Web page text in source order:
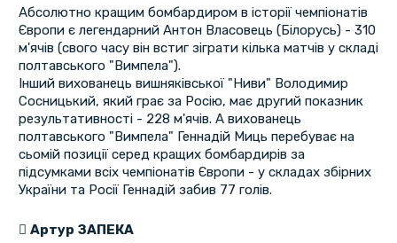
Абсолютно кращим бомбардиром в історії чемпіонатів
Європи є легендарний Антон Власовець (Білорусь) - 310
м'ячів (свого часу він встиг зіграти кілька матчів у складі
полтавського "Вимпела").
Інший вихованець вишняківської "Ниви" Володимир
Сосницький, який грає за Росію, має другий показник
результативності - 228 м'ячів. А вихованець
полтавського "Вимпела" Геннадій Миць перебуває на
сьомій позиції серед кращих бомбардирів за
підсумками всіх чемпіонатів Європи - у складах збірних
України та Росії Геннадій забив 77 голів.
Артур ЗАПЕКА